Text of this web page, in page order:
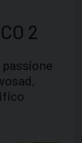
2